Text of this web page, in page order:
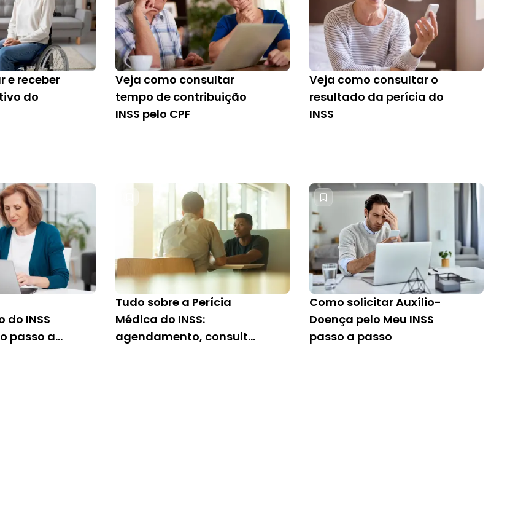
e receber
do
Veja como consultar
tempo de contribuição
INSS pelo CPF
Veja como consultar o
resultado da perícia do
INSS
INSS
passo a
Tudo sobre a Perícia
Médica do INSS:
agendamento, consulta
Como solicitar Auxílio-
Doença pelo Meu INSS
passo a passo